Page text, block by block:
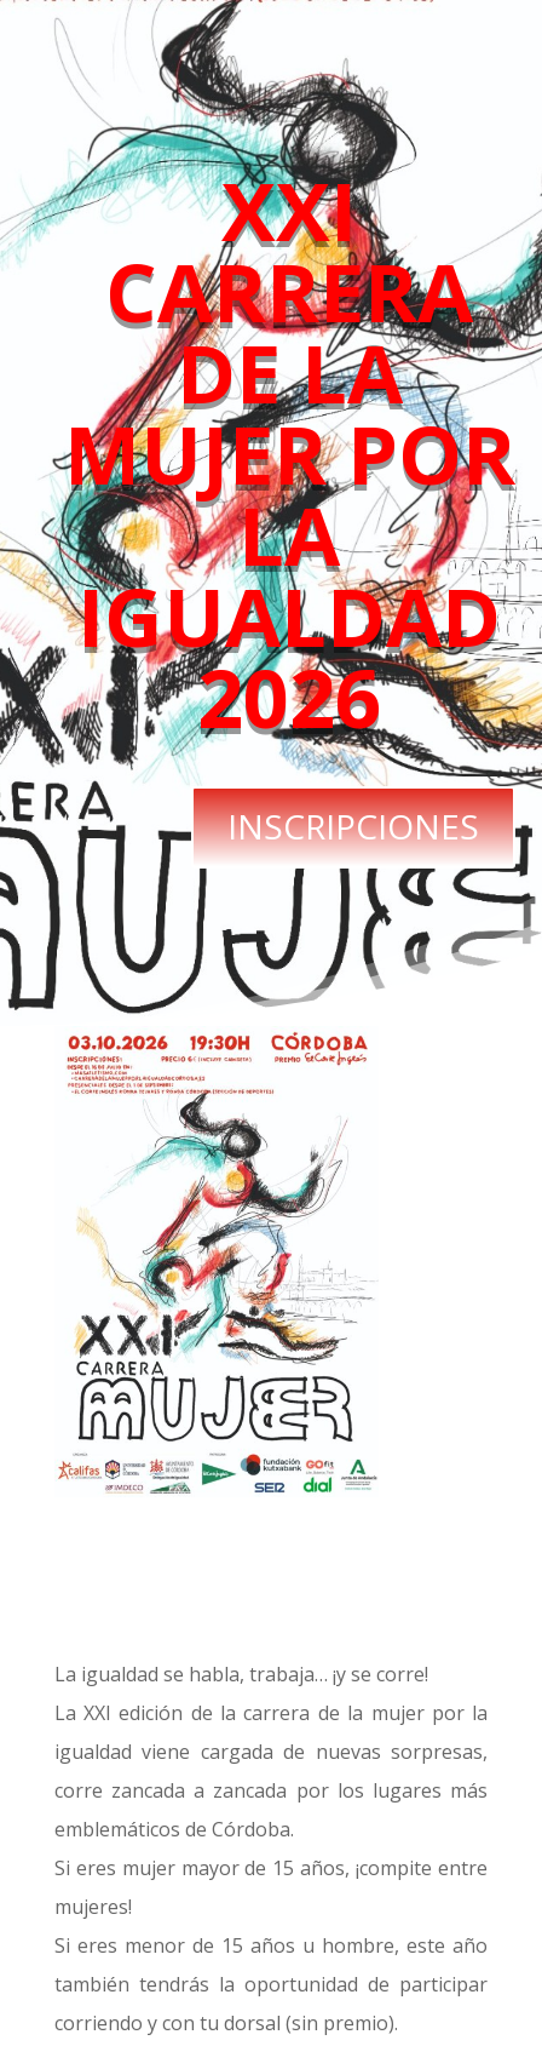
XXI
CARRERA
DE LA
MUJER POR
LA
IGUALDAD
2026
INSCRIPCIONES
La igualdad se habla, trabaja… ¡y se corre!
La XXI edición de la carrera de la mujer por la
igualdad viene cargada de nuevas sorpresas,
corre zancada a zancada por los lugares más
emblemáticos de Córdoba.
Si eres mujer mayor de 15 años, ¡compite entre
mujeres!
Si eres menor de 15 años u hombre, este año
también tendrás la oportunidad de participar
corriendo y con tu dorsal (sin premio).